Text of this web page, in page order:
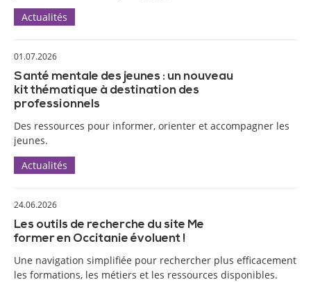
Actualités
01.07.2026
Santé mentale des jeunes : un nouveau
kit thématique à destination des
professionnels
Des ressources pour informer, orienter et accompagner les
jeunes.
Actualités
24.06.2026
Les outils de recherche du site Me
former en Occitanie évoluent !
Une navigation simplifiée pour rechercher plus efficacement
les formations, les métiers et les ressources disponibles.